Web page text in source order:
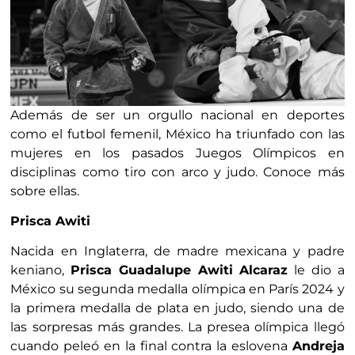
Además de ser un orgullo nacional en deportes
como el futbol femenil, México ha triunfado con las
mujeres en los pasados Juegos Olímpicos en
disciplinas como tiro con arco y judo. Conoce más
sobre ellas.
Prisca Awiti
Nacida en Inglaterra, de madre mexicana y padre
keniano, Prisca Guadalupe Awiti Alcaraz le dio a
México su segunda medalla olímpica en París 2024 y
la primera medalla de plata en judo, siendo una de
las sorpresas más grandes. La presea olímpica llegó
cuando peleó en la final contra la eslovena Andreja